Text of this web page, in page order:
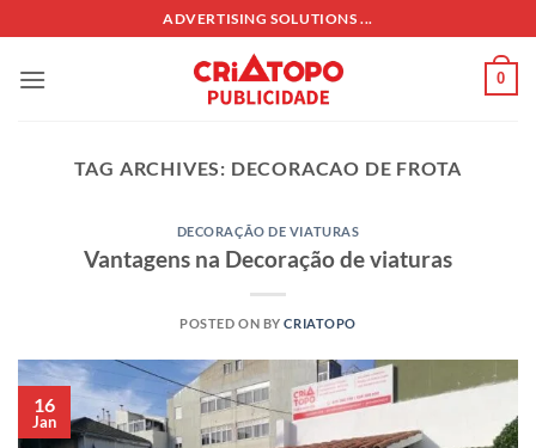
to
content
ADVERTISING SOLUTIONS ...
0
TAG ARCHIVES: DECORACAO DE FROTA
DECORAÇÃO DE VIATURAS
Vantagens na Decoração de viaturas
POSTED ON BYCRIATOPO
16
Jan